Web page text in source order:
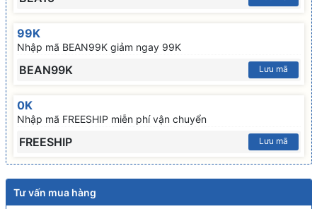
99K
Nhập mã BEAN99K giảm ngay 99K
BEAN99K Lưu mã
0K
Nhập mã FREESHIP miễn phí vận chuyển
FREESHIP Lưu mã
Tư vấn mua hàng